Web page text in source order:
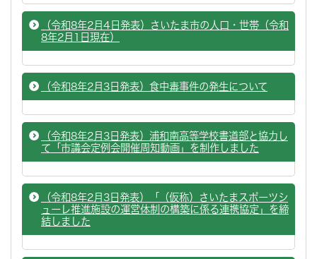
（令和8年2月4日発表）さいたま市の人口・世帯（令和
8年2月1日現在）
（令和8年2月3日発表）食中毒事件の発生について
（令和8年2月3日発表）浦和南高等学校書道部と協力し
て「市議会定例会開催周知動画」を制作しました
（令和8年2月3日発表）「（仮称）さいたまスポーツシ
ューレ推進施設の運営体制の構築に係る連携協定」を締
結しました